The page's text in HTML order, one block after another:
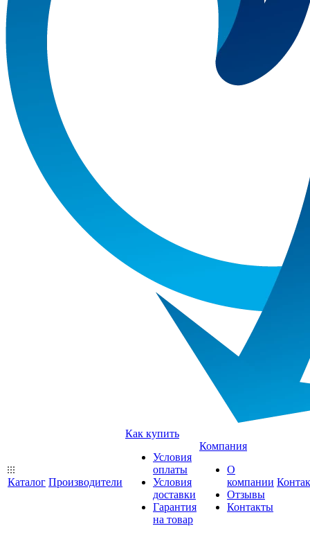
Каталог Производители
Как купить
Условия
оплаты
Условия
доставки
Гарантия
на товар
Компания
О
компании
Отзывы
Контакты